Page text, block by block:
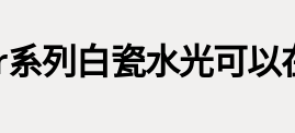
列白瓷水光可以